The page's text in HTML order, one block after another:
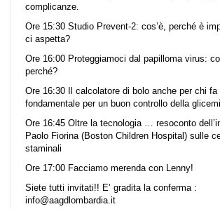
complicanze.
Ore 15:30 Studio Prevent-2: cos’è, perché è
ci aspetta?
Ore 16:00 Proteggiamoci dal papilloma virus:
perché?
Ore 16:30 Il calcolatore di bolo anche per chi fa
fondamentale per un buon controllo della
Ore 16:45 Oltre la tecnologia … resoconto
Paolo Fiorina (Boston Children Hospital) sulle
staminali
Ore 17:00 Facciamo merenda con Lenny!
Siete tutti invitati!! E’ gradita la conferma :
info@aagdlombardia.it